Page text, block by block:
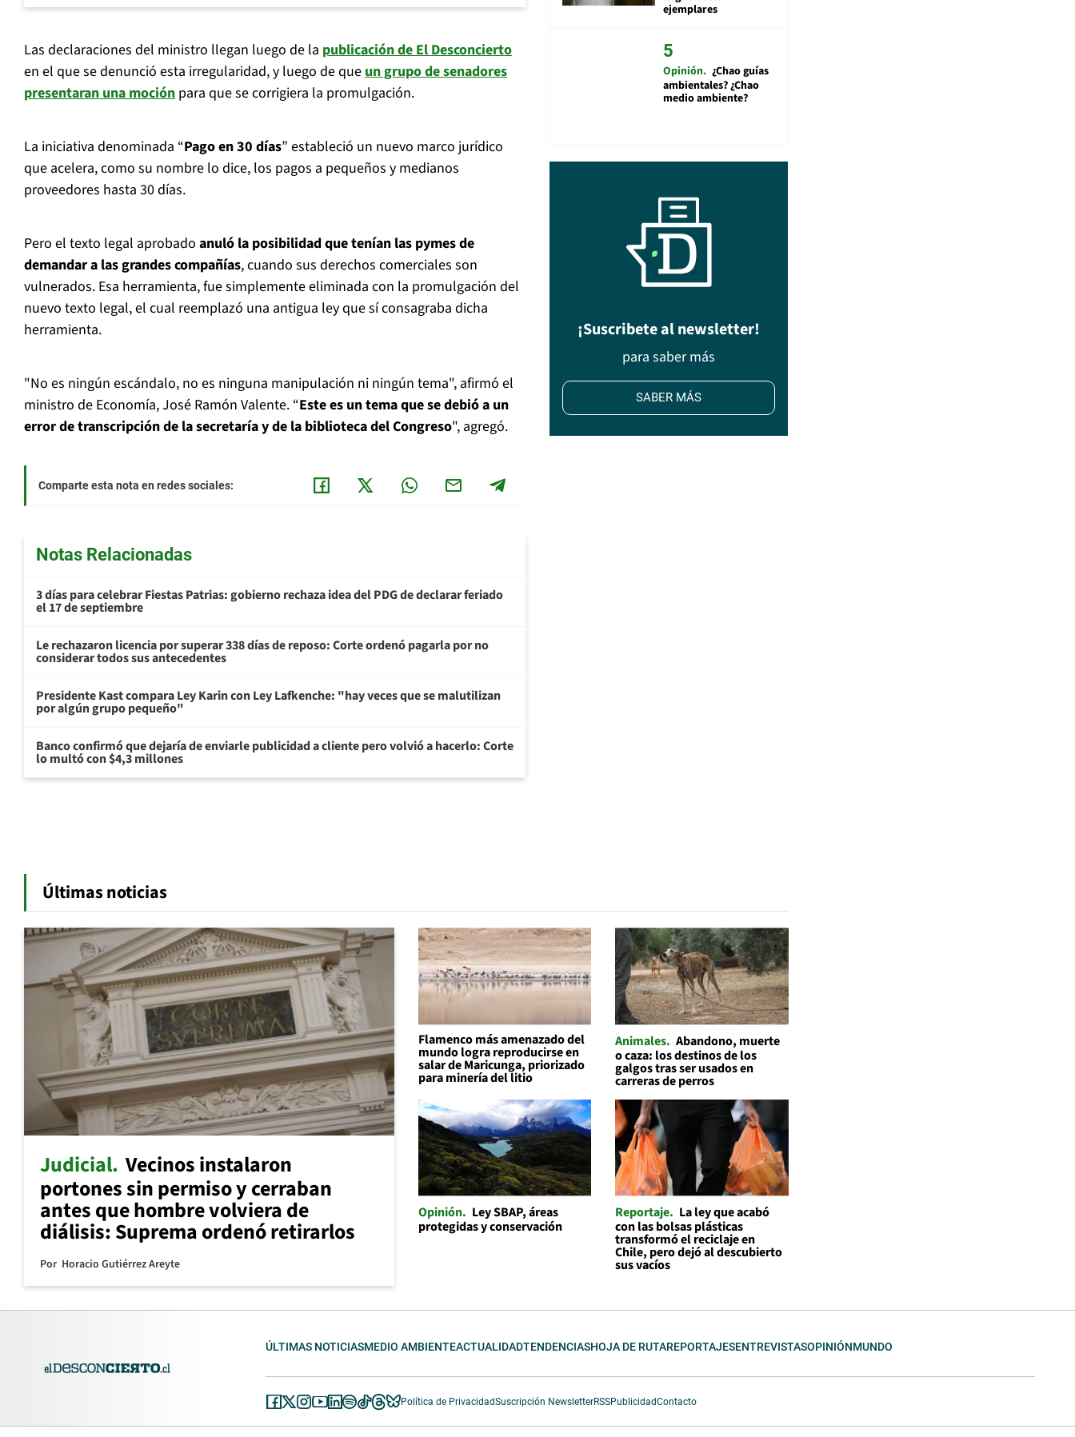
Las declaraciones del ministro llegan luego de la publicación de El Desconcierto
en el que se denunció esta irregularidad, y luego de queun grupo de senadores
presentaran una moción para que se corrigiera la promulgación.
La iniciativa denominada “Pago en 30 días” estableció un nuevo marco jurídico
que acelera, como su nombre lo dice, los pagos a pequeños y medianos
proveedores hasta 30 días.
Pero el texto legal aprobado anuló la posibilidad que tenían las pymes de
demandar a las grandes compañías, cuando sus derechos comerciales son
vulnerados. Esa herramienta, fue simplemente eliminada con la promulgación del
nuevo texto legal, el cual reemplazó una antigua ley que sí consagraba dicha
herramienta.
"No es ningún escándalo, no es ninguna manipulación ni ningún tema", afirmó el
ministro de Economía, José Ramón Valente. “Este es un tema que se debió a un
error de transcripción de la secretaría y de la biblioteca del Congreso", agregó.
Comparte esta nota en redes sociales:
Notas Relacionadas
3 días para celebrar Fiestas Patrias: gobierno rechaza idea del PDG de declarar feriado
el 17 de septiembre
Le rechazaron licencia por superar 338 días de reposo: Corte ordenó pagarla por no
considerar todos sus antecedentes
Presidente Kast compara Ley Karin con Ley Lafkenche: "hay veces que se malutilizan
por algún grupo pequeño"
Banco confirmó que dejaría de enviarle publicidad a cliente pero volvió a hacerlo: Corte
lo multó con $4,3 millones
ejemplares
Opinión ¿Chao guías
ambientales? ¿Chao
medio ambiente?
¡Suscribete al newsletter!
para saber más
SABER MÁS
Últimas noticias
Judicial Vecinos instalaron
portones sin permiso y cerraban
antes que hombre volviera de
diálisis: Suprema ordenó retirarlos
Por Horacio Gutiérrez Areyte
Flamenco más amenazado del
mundo logra reproducirse en
salar de Maricunga, priorizado
para minería del litio
Animales Abandono, muerte
o caza: los destinos de los
galgos tras ser usados en
carreras de perros
Opinión
Ley SBAP, áreas
protegidas y conservación
Reportaje La ley que acabó
con las bolsas plásticas
transformó el reciclaje en
Chile, pero dejó al descubierto
sus vacíos
ÚLTIMAS NOTICIASMEDIO AMBIENTEACTUALIDADTENDENCIASHOJA DE RUTAREPORTAJESENTREVISTASOPINIÓNMUNDO
Política de PrivacidadSuscripción NewsletterRSSPublicidadContacto